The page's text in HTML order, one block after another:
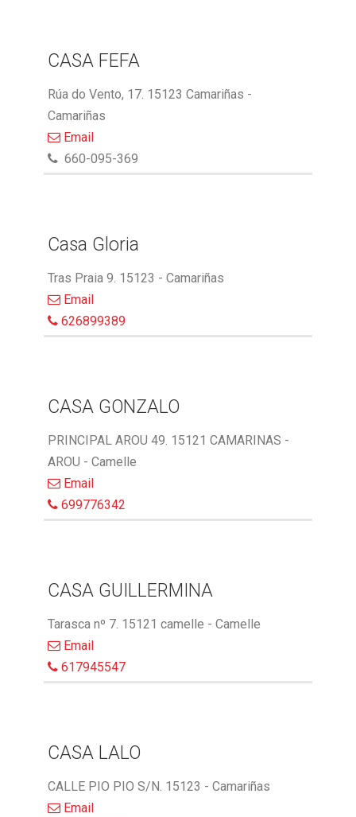
CASA FEFA
Rúa do Vento, 17. 15123 Camariñas -
Camariñas
Email
660-095-369
Casa Gloria
Tras Praia 9. 15123 - Camariñas
Email
626899389
CASA GONZALO
PRINCIPAL AROU 49. 15121 CAMARINAS -
AROU - Camelle
Email
699776342
CASA GUILLERMINA
Tarasca nº 7. 15121 camelle - Camelle
Email
617945547
CASA LALO
CALLE PIO PIO S/N. 15123 - Camariñas
Email